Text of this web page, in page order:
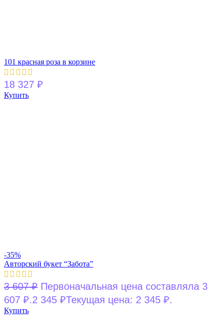
101 красная роза в корзине
18 327 ₽
Купить
-35%
Авторский букет “Забота”
3 607₽ Первоначальная цена составляла 3
607 ₽.2 345 ₽Текущая цена: 2 345 ₽.
Купить